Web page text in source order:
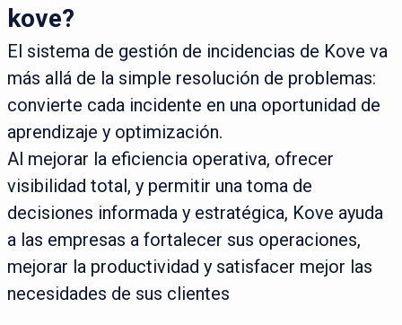
kove?
El sistema de gestión de incidencias de Kove va
más allá de la simple resolución de problemas:
convierte cada incidente en una oportunidad de
aprendizaje y optimización.
Al mejorar la eficiencia operativa, ofrecer
visibilidad total, y permitir una toma de
decisiones informada y estratégica, Kove ayuda
a las empresas a fortalecer sus operaciones,
mejorar la productividad y satisfacer mejor las
necesidades de sus clientes